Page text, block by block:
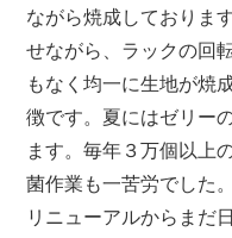
ながら焼成しておりま
せながら、ラックの回
もなく均一に生地が焼
徴です。夏にはゼリー
ます。毎年３万個以上
菌作業も一苦労でした。
リニューアルからまだ